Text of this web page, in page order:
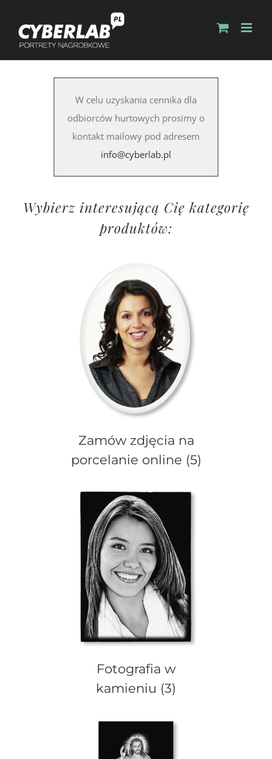
W celu uzyskania cennika dla
odbiorców hurtowych prosimy o
kontakt mailowy pod adresem
info@cyberlab.pl
Wybierz interesującą Cię kategorię
produktów:
Zamów zdjęcia na
porcelanie online (5)
Fotografia w
kamieniu (3)